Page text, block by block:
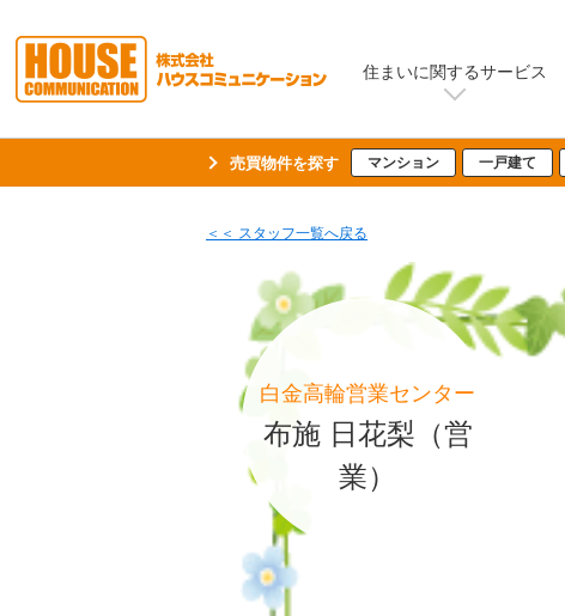
住まいに関するサービス
売買物件を探す マンション 一戸建て
＜＜ スタッフ一覧へ戻る
白金高輪営業センター
布施 日花梨（営
業）